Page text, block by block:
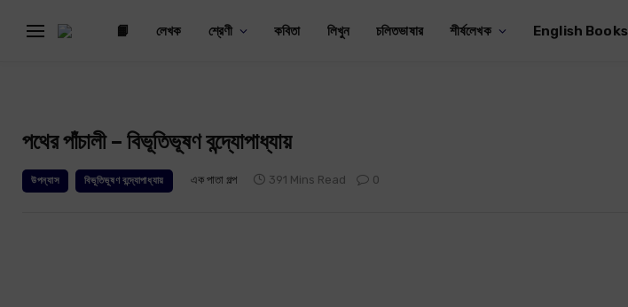
📙 লেখক শ্রেণী কবিতা লিখুন চলিতভাষার শীর্ষলেখক English Books
পথের পাঁচালী – বিভূতিভূষণ বন্দ্যোপাধ্যায়
উপন্যাস বিভূতিভূষণ বন্দ্যোপাধ্যায় এক পাতা গল্প 391 Mins Read 0